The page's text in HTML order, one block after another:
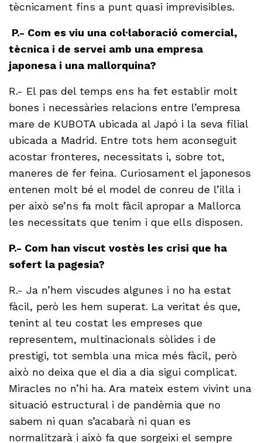
tècnicament fins a punt quasi imprevisibles.
P.- Com es viu una col·laboració comercial,
tècnica i de servei amb una empresa
japonesa i una mallorquina?
R.- El pas del temps ens ha fet establir molt
bones i necessàries relacions entre l’empresa
mare de KUBOTA ubicada al Japó i la seva filial
ubicada a Madrid. Entre tots hem aconseguit
acostar fronteres, necessitats i, sobre tot,
maneres de fer feina. Curiosament el japonesos
entenen molt bé el model de conreu de l’illa i
per això se’ns fa molt fàcil apropar a Mallorca
les necessitats que tenim i que ells disposen.
P.- Com han viscut vostès les crisi que ha
sofert la pagesia?
R.- Ja n’hem viscudes algunes i no ha estat
fàcil, però les hem superat. La veritat és que,
tenint al teu costat les empreses que
representem, multinacionals sòlides i de
prestigi, tot sembla una mica més fàcil, però
això no deixa que el dia a dia sigui complicat.
Miracles no n’hi ha. Ara mateix estem vivint una
situació estructural i de pandèmia que no
sabem ni quan s’acabarà ni quan es
normalitzarà i això fa que sorgeixi el sempre